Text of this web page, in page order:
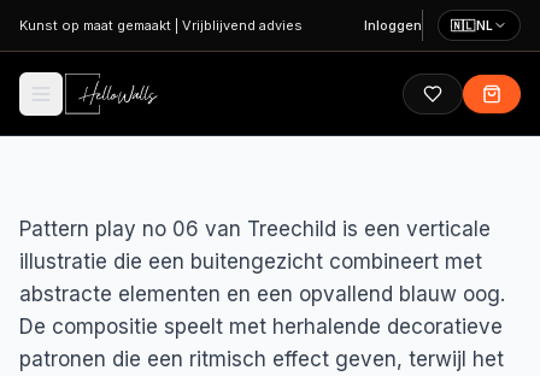
Ga naar hoofdinhoud
Kunst op maat gemaakt Vrijblijvend advies Inloggen 🇳🇱NL
Pattern play no 06 van Treechild is een verticale
illustratie die een buitengezicht combineert met
abstracte elementen en een opvallend blauw oog.
De compositie speelt met herhalende decoratieve
patronen die een ritmisch effect geven, terwijl het